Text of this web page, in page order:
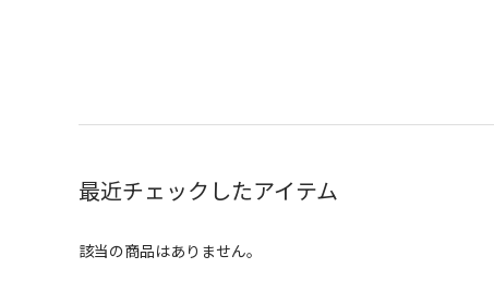
最近チェックしたアイテム
該当の商品はありません。